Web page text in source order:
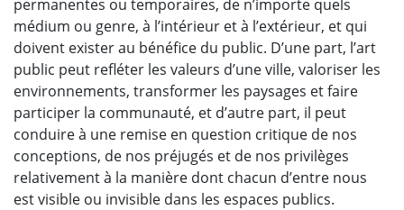
permanentes ou temporaires, de n’importe quels
médium ou genre, à l’intérieur et à l’extérieur, et qui
doivent exister au bénéfice du public. D’une part, l’art
public peut refléter les valeurs d’une ville, valoriser les
environnements, transformer les paysages et faire
participer la communauté, et d’autre part, il peut
conduire à une remise en question critique de nos
conceptions, de nos préjugés et de nos privilèges
relativement à la manière dont chacun d’entre nous
est visible ou invisible dans les espaces publics.